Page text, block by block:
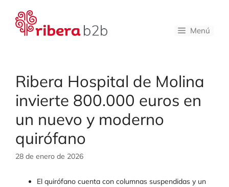
contenido
Menú
Ribera Hospital de Molina
invierte 800.000 euros en
un nuevo y moderno
quirófano
28 de enero de 2026
El quirófano cuenta con columnas suspendidas y un